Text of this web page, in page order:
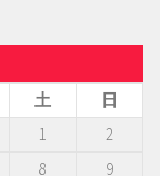
土
日
1
2
8
9